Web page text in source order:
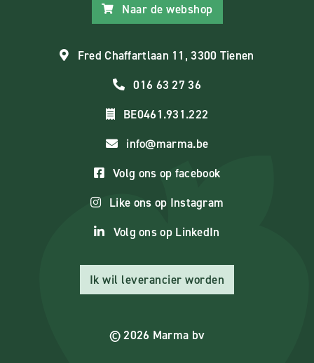
Naar de webshop
Fred Chaffartlaan 11, 3300 Tienen
016 63 27 36
BE0461.931.222
info@marma.be
Volg ons op facebook
Like ons op Instagram
Volg ons op LinkedIn
Ik wil leverancier worden
© 2026 Marma bv